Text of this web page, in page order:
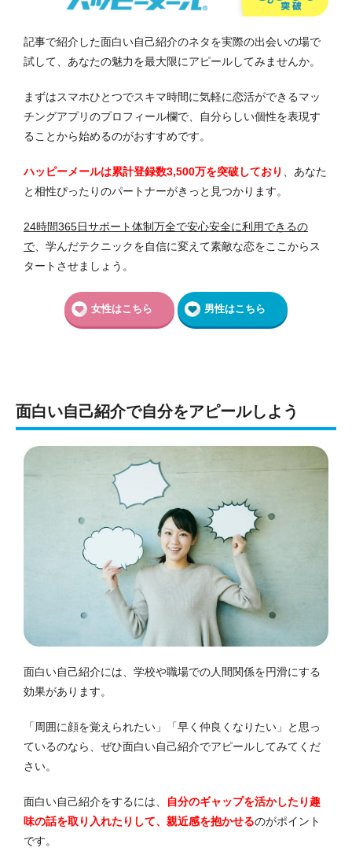
記事で紹介した面白い自己紹介のネタを実際の出会いの場で
試して、あなたの魅力を最大限にアピールしてみませんか。
まずはスマホひとつでスキマ時間に気軽に恋活ができるマッ
チングアプリのプロフィール欄で、自分らしい個性を表現す
ることから始めるのがおすすめです。
ハッピーメールは累計登録数3,500万を突破しており
、あなた
と相性ぴったりのパートナーがきっと見つかります。
24時間365日サポート体制万全で安心安全に利用できるの
で 、学んだテクニックを自信に変えて素敵な恋をここからス
タートさせましょう。
女性はこちら 男性はこちら
面白い自己紹介で自分をアピールしよう
面白い自己紹介には、学校や職場での人間関係を円滑にする
効果があります。
「周囲に顔を覚えられたい」「早く仲良くなりたい」と思っ
ているのなら、ぜひ面白い自己紹介でアピールしてみてくだ
さい。
面白い自己紹介をするには、
自分のギャップを活かしたり趣
味の話を取り入れたりして、親近感を抱かせるのがポイント
です。